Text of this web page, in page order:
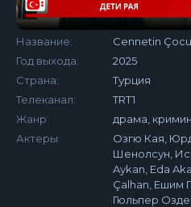
Название:
Cennetin
Год выхода:
2025
Страна:
Турция
Телеканал:
TRT1
Жанр:
драма,
Актеры:
Озгю Кая,
Шенолсун,
Aykan, Eda
Çalhan, Ешим
Гюльпер